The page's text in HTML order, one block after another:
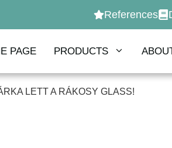
References
PAGE PRODUCTS
LETT A RÁKOSY GLASS!